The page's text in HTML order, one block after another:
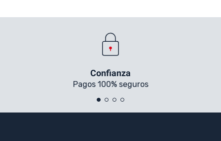
Confianza
Pagos 100% seguros